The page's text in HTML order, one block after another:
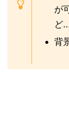
が
ど
背